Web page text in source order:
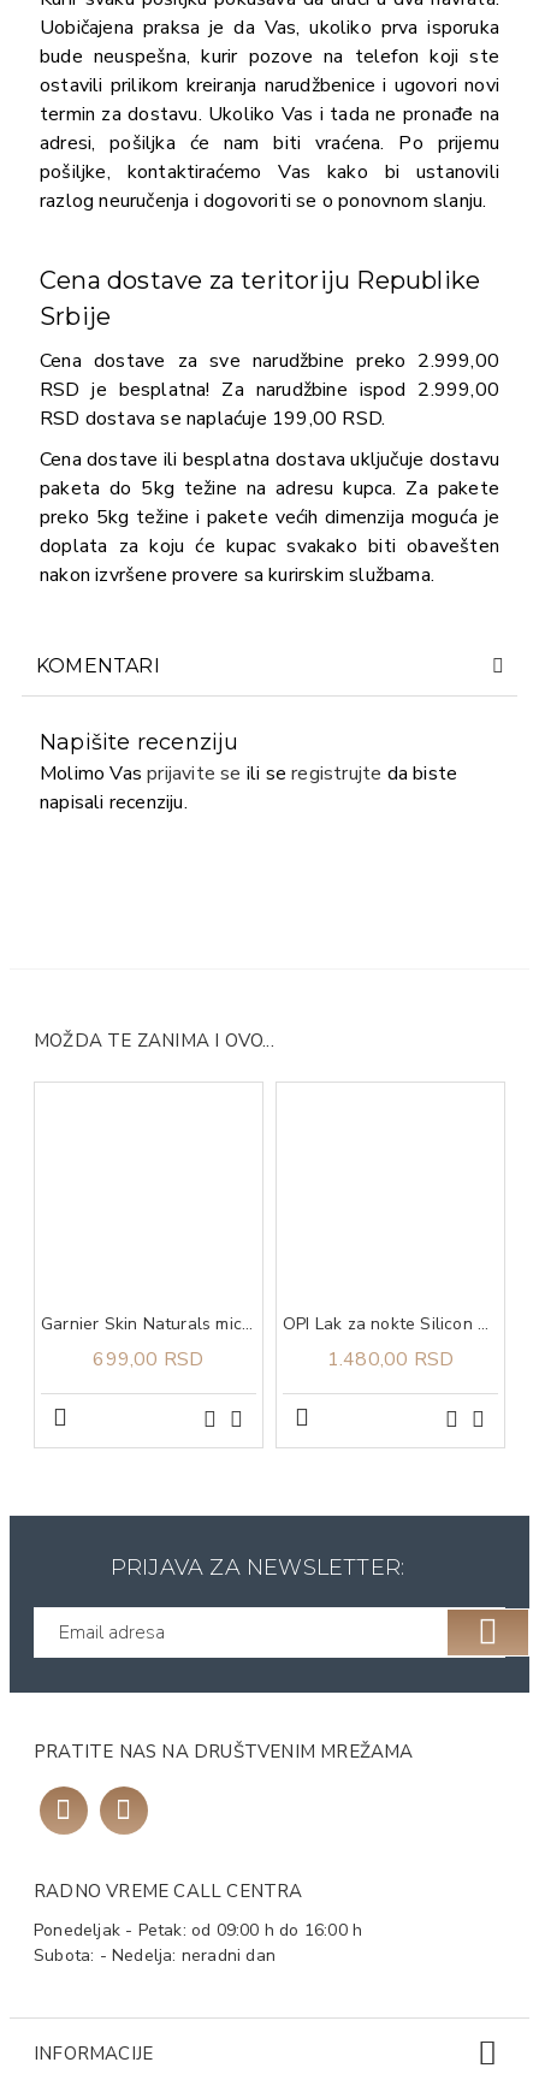
Uobičajena praksa je da Vas, ukoliko prva isporuka
bude neuspešna, kurir pozove na telefon koji ste
ostavili prilikom kreiranja narudžbenice i ugovori novi
termin za dostavu. Ukoliko Vas i tada ne pronađe na
adresi, pošiljka će nam biti vraćena. Po prijemu
pošiljke, kontaktiraćemo Vas kako bi ustanovili
razlog neuručenja i dogovoriti se o ponovnom slanju.
Cena dostave za teritoriju Republike
Srbije
Cena dostave za sve narudžbine preko 2.999,00
RSD je besplatna! Za narudžbine ispod 2.999,00
RSD dostava se naplaćuje 199,00 RSD.
Cena dostave ili besplatna dostava uključuje dostavu
paketa do 5kg težine na adresu kupca. Za pakete
preko 5kg težine i pakete većih dimenzija moguća je
doplata za koju će kupac svakako biti obavešten
nakon izvršene provere sa kurirskim službama.
KOMENTARI
Napišite recenziju
Molimo Vasprijavite se ili seregistrujte da biste
napisali recenziju.
MOŽDA TE ZANIMA I OVO...
Garnier Skin Naturals micelarna voda za osetljivu kožu 400 ml
699,00 RSD
OPI Lak za nokte Silicon Valley Girl
1.480,00 RSD
PRIJAVA ZA NEWSLETTER:
PRATITE NAS NA DRUŠTVENIM MREŽAMA
RADNO VREME CALL CENTRA
Ponedeljak - Petak: od 09:00 h do 16:00 h
Subota: - Nedelja: neradni dan
INFORMACIJE